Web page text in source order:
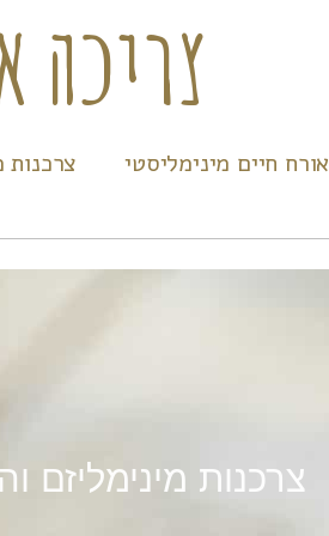
צריכה
אורח חיים מינימליסטי צרכנות
צרכנות מינימליזם